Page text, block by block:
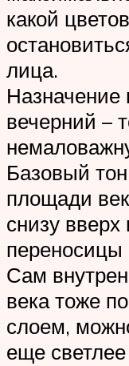
какой
лица.
Назначение
вечерний –
Базовый
площади
снизу вверх
переносицы
Сам
века тоже
слоем,
еще светлее